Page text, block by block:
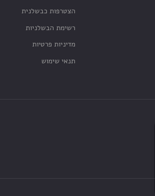
הצטרפות כבשלנית
רשימת הבשלניות
מדיניות פרטיות
תנאי שימוש